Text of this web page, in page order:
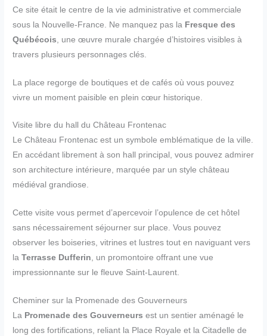
Ce site était le centre de la vie administrative et commerciale
sous la Nouvelle-France. Ne manquez pas la Fresque des
Québécois , une œuvre murale chargée d’histoires visibles à
travers plusieurs personnages clés.
La place regorge de boutiques et de cafés où vous pouvez
vivre un moment paisible en plein cœur historique.
Visite libre du hall du Château Frontenac
Le Château Frontenac est un symbole emblématique de la ville.
En accédant librement à son hall principal, vous pouvez admirer
son architecture intérieure, marquée par un style château
médiéval grandiose.
Cette visite vous permet d’apercevoir l’opulence de cet hôtel
sans nécessairement séjourner sur place. Vous pouvez
observer les boiseries, vitrines et lustres tout en naviguant vers
laTerrasse Dufferin, un promontoire offrant une vue
impressionnante sur le fleuve Saint-Laurent.
Cheminer sur la Promenade des Gouverneurs
La Promenade des Gouverneurs est un sentier aménagé le
long des fortifications, reliant la Place Royale et la Citadelle de